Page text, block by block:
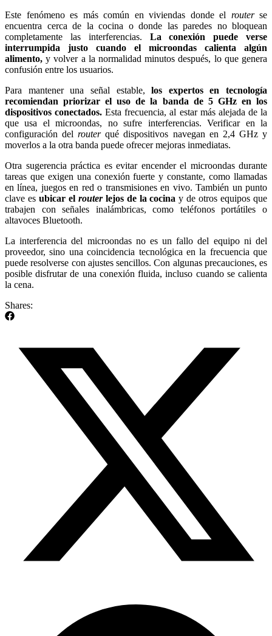
Este fenómeno es más común en viviendas donde el router se
encuentra cerca de la cocina o donde las paredes no bloquean
completamente las interferencias. La conexión puede verse
interrumpida justo cuando el microondas calienta algún
alimento, y volver a la normalidad minutos después, lo que genera
confusión entre los usuarios.
Para mantener una señal estable,los expertos en tecnología
recomiendan priorizar el uso de la banda de 5 GHz en los
dispositivos conectados. Esta frecuencia, al estar más alejada de la
que usa el microondas, no sufre interferencias. Verificar en la
configuración delrouterqué dispositivos navegan en 2,4 GHz y
moverlos a la otra banda puede ofrecer mejoras inmediatas.
Otra sugerencia práctica es evitar encender el microondas durante
tareas que exigen una conexión fuerte y constante, como llamadas
en línea, juegos en red o transmisiones en vivo. También un punto
clave es ubicar el router lejos de la cocinay de otros equipos que
trabajen con señales inalámbricas, como teléfonos portátiles o
altavoces Bluetooth.
La interferencia del microondas no es un fallo del equipo ni del
proveedor, sino una coincidencia tecnológica en la frecuencia que
puede resolverse con ajustes sencillos. Con algunas precauciones, es
posible disfrutar de una conexión fluida, incluso cuando se calienta
la cena.
Shares: